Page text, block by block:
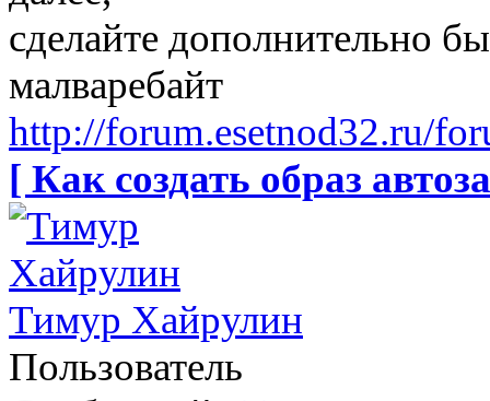
сделайте дополнительно
малваребайт
http://forum.esetnod32.ru/
[ Как создать образ
Тимур Хайрулин
Пользователь